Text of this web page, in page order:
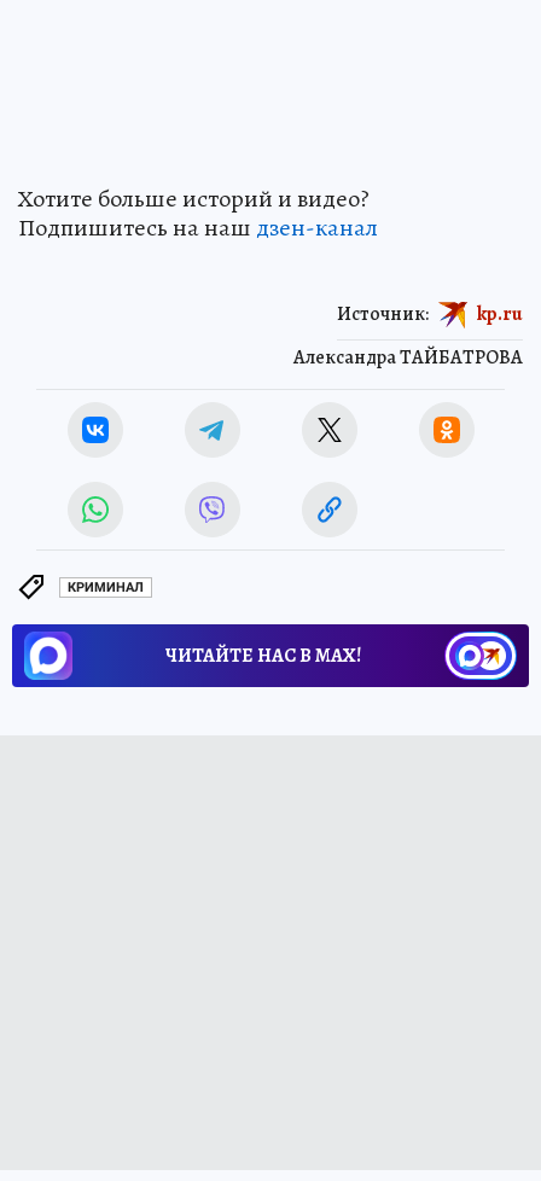
Хотите больше историй и видео?
Подпишитесь на наш дзен-канал
Александра ТАЙБАТРОВА
Источник: kp.ru
КРИМИНАЛ
ЧИТАЙТЕ НАС В МАХ!